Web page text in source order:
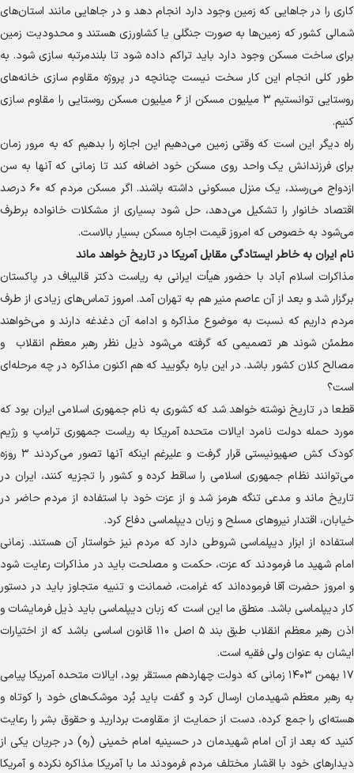
کاری را در جا‌هایی که زمین وجود دارد انجام دهد و در جا‌هایی مانند استان‌های
شمالی کشور که زمین‌ها به صورت جنگلی یا کشاورزی هستند و محدودیت زمین
برای ساخت مسکن وجود دارد باید تراکم داده شود تا بلندمرتبه سازی شود. به
طور کلی انجام این کار سخت نیست چنانچه در پروژه مقاوم سازی خانه‌های
روستایی توانستیم ۳ میلیون مسکن از ۶ میلیون مسکن روستایی را مقاوم سازی
کنیم.
راه دیگر این است که وقتی زمین می‌دهیم این اجازه را بدهیم که به مرور زمان
برای فرزندانش یک واحد روی مسکن خود اضافه کند تا زمانی که آنها به سن
ازدواج می‌رسند، یک منزل مسکونی داشته باشند. اگر مسکن مردم که ۶۰ درصد
اقتصاد خانوار را تشکیل می‌دهد، حل شود بسیاری از مشکلات خانواده برطرف
می‌شود به خصوص که امروز قیمت اجاره مسکن بسیار بالاست.
نام ایران به خاطر ایستادگی مقابل آمریکا در تاریخ خواهد ماند
مذاکرات اسلام آباد با حضور هیأت ایرانی به ریاست دکتر قالیباف در پاکستان
برگزار شد و بعد از آن عاصم منیر هم به تهران آمد. امروز تماس‌های زیادی از طرف
مردم داریم که نسبت به موضوع مذاکره و ادامه آن دغدغه دارند و می‌خواهند
مطمئن شوند هر تصمیمی که گرفته می‌شود ذیل نظر رهبر معظم انقلاب و
مصالح کلان کشور باشد. در این باره بگویید که هم اکنون مذاکره در چه مرحله‌ای
است؟
قطعا در تاریخ نوشته خواهد شد که کشوری به نام جمهوری اسلامی ایران بود که
مورد حمله دولت نامرد ایالات متحده آمریکا به ریاست جمهوری ترامپ و رژیم
کودک کش صهیونیستی قرار گرفت و علیرغم اینکه آنها تصور می‌کردند ۳ روزه
می‌توانند نظام جمهوری اسلامی را ساقط کرده و کشور را تجزیه کنند، ایران در
تاریخ ماند و مدعی تنگه هرمز شد و از عزت خود با استفاده از مردم حاضر در
خیابان، اقتدار نیرو‌های مسلح و زبان دیپلماسی دفاع کرد.
استفاده از ابزار دیپلماسی شروطی دارد که مردم نیز خواستار آن هستند. زمانی
امام شهید ما فرمودند که عزت، حکمت و مصلحت باید در مذاکرات رعایت شود
و امروز حضرت آقا فرموده‌اند که غرامت، ضمانت و تنبیه متجاوز باید در دستور
کار دیپلماسی باشد. منطق ما این است که زبان دیپلماسی باید ذیل فرمایشات و
اذن رهبر معظم انقلاب طبق بند ۵ اصل ۱۱۰ قانون اساسی باشد که از اختیارات
ایشان به عنوان ولی فقیه است.
۱۷ بهمن ۱۴۰۳ زمانی که دولت چهاردهم مستقر بود، ایالات متحده آمریکا پیامی
به رهبر معظم شهیدمان ارسال کرد و گفت باید بُرد موشک‌های خود را کوتاه و
هسته‌ای را جمع کرده، دست از حمایت از مقاومت بردارید و حقوق بشر را رعایت
کنید که بعد از آن امام شهیدمان در حسینیه امام خمینی (ره) در جریان یکی از
دیدار‌های خود با اقشار مختلف مردم فرمودند ما با آمریکا مذاکره نکرده و آمریکا